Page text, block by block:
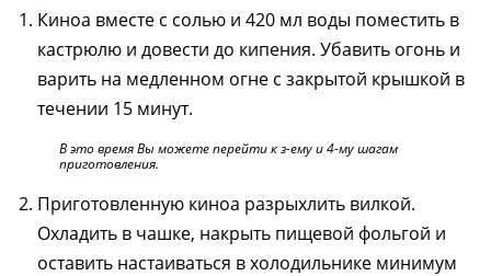
Киноа вместе с солью и 420 мл воды поместить в
кастрюлю и довести до кипения. Убавить огонь и
варить на медленном огне с закрытой крышкой в
течении 15 минут.
В это время Вы можете перейти к з-ему и 4-му шагам
приготовления.
Приготовленную киноа разрыхлить вилкой.
Охладить в чашке, накрыть пищевой фольгой и
оставить настаиваться в холодильнике минимум